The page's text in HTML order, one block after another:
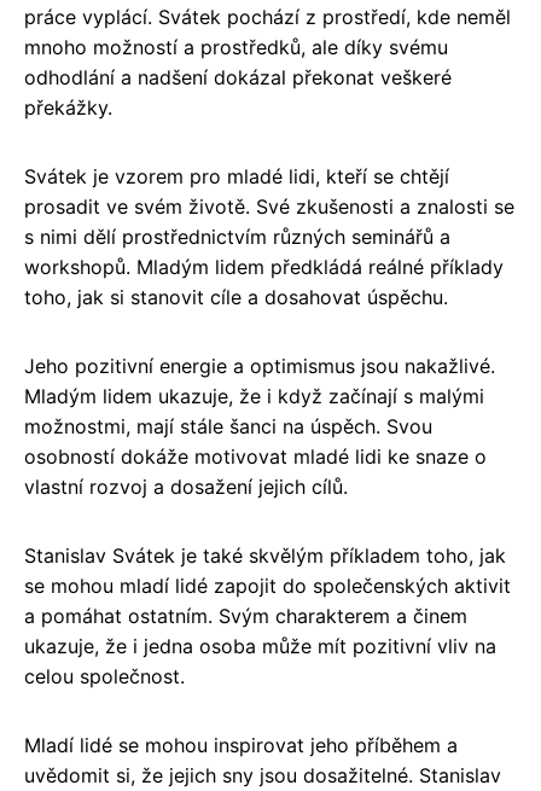
práce vyplácí. Svátek pochází z prostředí, kde neměl
mnoho možností a prostředků, ale díky svému
odhodlání a nadšení dokázal překonat veškeré
překážky.
Svátek je vzorem pro mladé lidi, kteří se chtějí
prosadit ve svém životě. Své zkušenosti a znalosti se
s nimi dělí prostřednictvím různých seminářů a
workshopů. Mladým lidem předkládá reálné příklady
toho, jak si stanovit cíle a dosahovat úspěchu.
Jeho pozitivní energie a optimismus jsou nakažlivé.
Mladým lidem ukazuje, že i když začínají s malými
možnostmi, mají stále šanci na úspěch. Svou
osobností dokáže motivovat mladé lidi ke snaze o
vlastní rozvoj a dosažení jejich cílů.
Stanislav Svátek je také skvělým příkladem toho, jak
se mohou mladí lidé zapojit do společenských aktivit
a pomáhat ostatním. Svým charakterem a činem
ukazuje, že i jedna osoba může mít pozitivní vliv na
celou společnost.
Mladí lidé se mohou inspirovat jeho příběhem a
uvědomit si, že jejich sny jsou dosažitelné. Stanislav